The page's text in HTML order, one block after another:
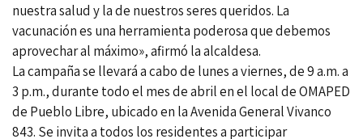
nuestra salud y la de nuestros seres queridos. La
vacunación es una herramienta poderosa que debemos
aprovechar al máximo», afirmó la alcaldesa.
La campaña se llevará a cabo de lunes a viernes, de 9 a.m. a
3 p.m., durante todo el mes de abril en el local de OMAPED
de Pueblo Libre, ubicado en la Avenida General Vivanco
843. Se invita a todos los residentes a participar